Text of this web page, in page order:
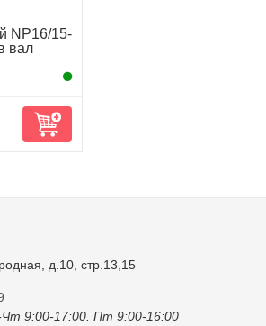
NP16/15-
вал
д.10, стр.13,15
9:00-17:00. Пт 9:00-16:00